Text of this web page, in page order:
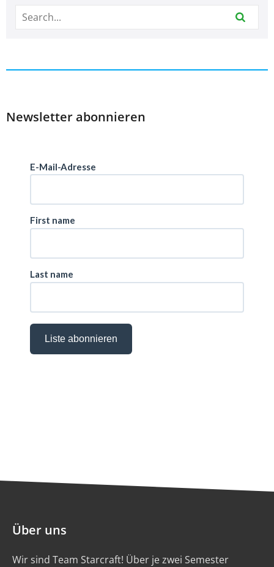
Newsletter abonnieren
Über uns
Wir sind Team Starcraft! Über je zwei Semester